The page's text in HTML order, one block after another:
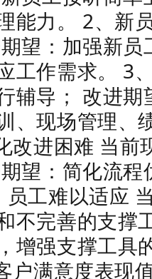
能力。 2、新
望：加强新
工作需求。 3
辅导； 改进
、现场管理、
改进困难 当前
望：简化流
工难以适应
不完善的支撑
增强支撑工具
户满意度表现